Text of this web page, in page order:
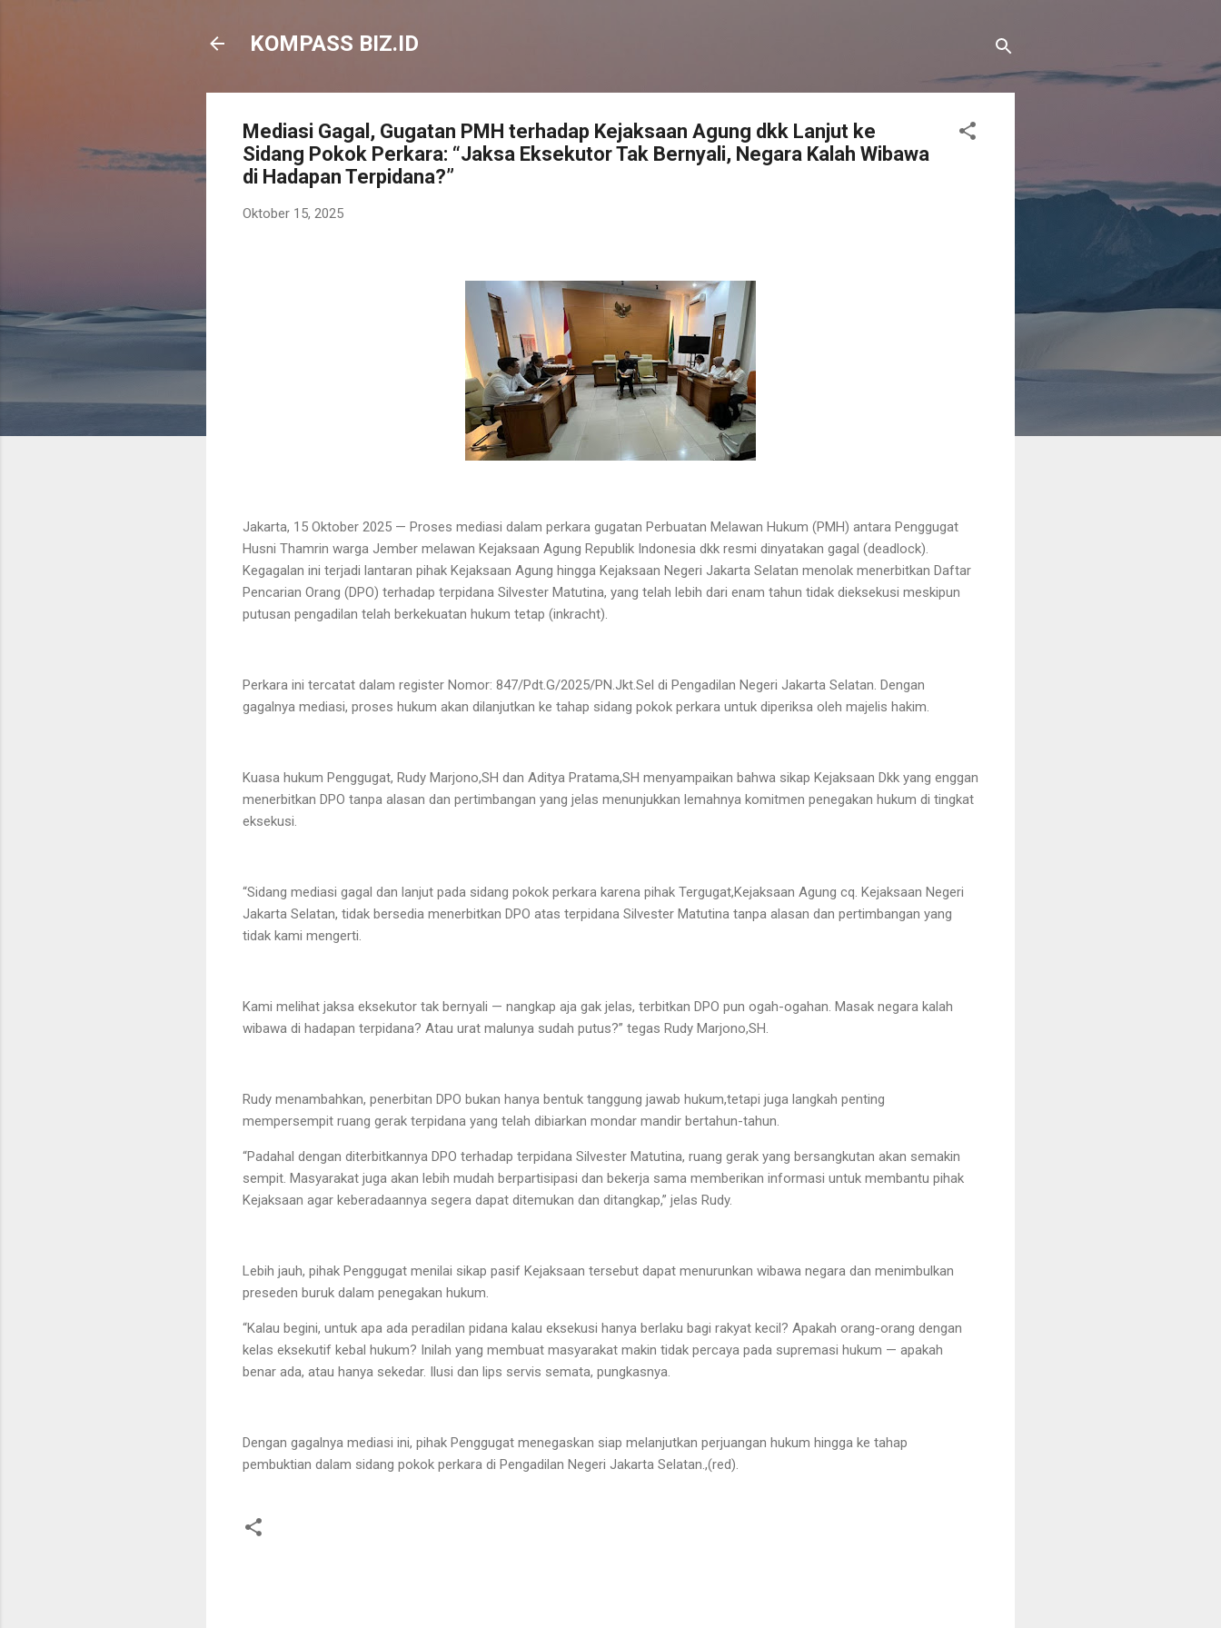
KOMPASS BIZ.ID
Mediasi Gagal, Gugatan PMH terhadap Kejaksaan Agung dkk Lanjut ke
Sidang Pokok Perkara: “Jaksa Eksekutor Tak Bernyali, Negara Kalah Wibawa
di Hadapan Terpidana?”
Oktober 15, 2025
Jakarta, 15 Oktober 2025 — Proses mediasi dalam perkara gugatan Perbuatan Melawan Hukum (PMH) antara Penggugat
Husni Thamrin warga Jember melawan Kejaksaan Agung Republik Indonesia dkk resmi dinyatakan gagal (deadlock).
Kegagalan ini terjadi lantaran pihak Kejaksaan Agung hingga Kejaksaan Negeri Jakarta Selatan menolak menerbitkan Daftar
Pencarian Orang (DPO) terhadap terpidana Silvester Matutina, yang telah lebih dari enam tahun tidak dieksekusi meskipun
putusan pengadilan telah berkekuatan hukum tetap (inkracht).
Perkara ini tercatat dalam register Nomor: 847/Pdt.G/2025/PN.Jkt.Sel di Pengadilan Negeri Jakarta Selatan. Dengan
gagalnya mediasi, proses hukum akan dilanjutkan ke tahap sidang pokok perkara untuk diperiksa oleh majelis hakim.
Kuasa hukum Penggugat, Rudy Marjono,SH dan Aditya Pratama,SH menyampaikan bahwa sikap Kejaksaan Dkk yang enggan
menerbitkan DPO tanpa alasan dan pertimbangan yang jelas menunjukkan lemahnya komitmen penegakan hukum di tingkat
eksekusi.
“Sidang mediasi gagal dan lanjut pada sidang pokok perkara karena pihak Tergugat,Kejaksaan Agung cq. Kejaksaan Negeri
Jakarta Selatan, tidak bersedia menerbitkan DPO atas terpidana Silvester Matutina tanpa alasan dan pertimbangan yang
tidak kami mengerti.
Kami melihat jaksa eksekutor tak bernyali — nangkap aja gak jelas, terbitkan DPO pun ogah-ogahan. Masak negara kalah
wibawa di hadapan terpidana? Atau urat malunya sudah putus?” tegas Rudy Marjono,SH.
Rudy menambahkan, penerbitan DPO bukan hanya bentuk tanggung jawab hukum,tetapi juga langkah penting
mempersempit ruang gerak terpidana yang telah dibiarkan mondar mandir bertahun-tahun.
“Padahal dengan diterbitkannya DPO terhadap terpidana Silvester Matutina, ruang gerak yang bersangkutan akan semakin
sempit. Masyarakat juga akan lebih mudah berpartisipasi dan bekerja sama memberikan informasi untuk membantu pihak
Kejaksaan agar keberadaannya segera dapat ditemukan dan ditangkap,” jelas Rudy.
Lebih jauh, pihak Penggugat menilai sikap pasif Kejaksaan tersebut dapat menurunkan wibawa negara dan menimbulkan
preseden buruk dalam penegakan hukum.
“Kalau begini, untuk apa ada peradilan pidana kalau eksekusi hanya berlaku bagi rakyat kecil? Apakah orang-orang dengan
kelas eksekutif kebal hukum? Inilah yang membuat masyarakat makin tidak percaya pada supremasi hukum — apakah
benar ada, atau hanya sekedar. Ilusi dan lips servis semata, pungkasnya.
Dengan gagalnya mediasi ini, pihak Penggugat menegaskan siap melanjutkan perjuangan hukum hingga ke tahap
pembuktian dalam sidang pokok perkara di Pengadilan Negeri Jakarta Selatan.,(red).